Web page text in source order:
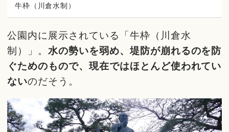
牛枠（川倉水制）
公園内に展示されている「牛枠（川倉水
制）」。水の勢いを弱め、堤防が崩れるのを防
ぐためのもので、現在ではほとんど使われてい
ないのだそう。